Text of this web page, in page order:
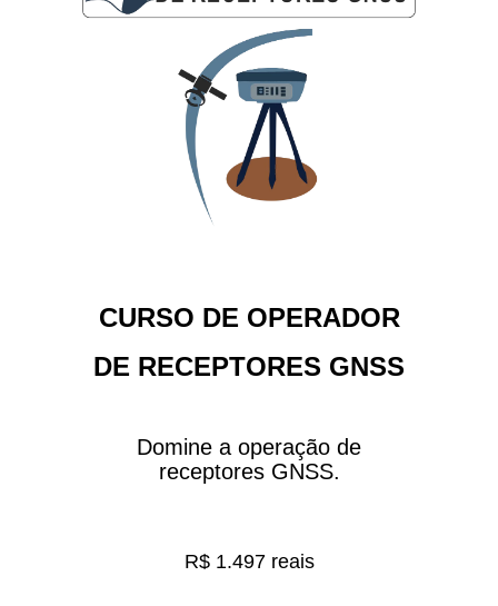
CURSO DE OPERADOR
DE RECEPTORES GNSS
Domine a operação de
receptores GNSS.
R$ 1.497 reais